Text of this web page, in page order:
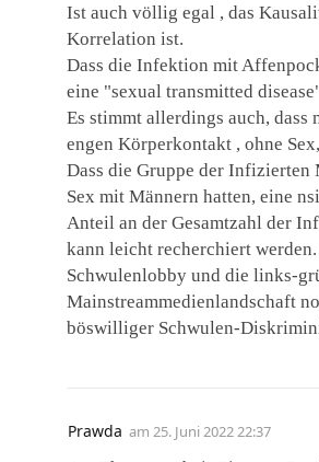
Ist auch völlig egal , das
Korrelation ist.
Dass die Infektion mit
eine "sexual transmitted
Es stimmt allerdings auch, dass
engen Körperkontakt , ohne
Dass die Gruppe der Infizierten
Sex mit Männern hatten, eine
Anteil an der Gesamtzahl der
kann leicht recherchiert
Schwulenlobby und die links-
Mainstreammedienlandschaft
böswilliger Schwulen-
Prawda am 25. Juni 2022 22:37